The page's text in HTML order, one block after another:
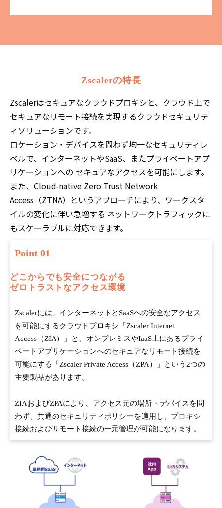
Zscalerの特長
Zscalerはセキュアなクラウドプロキシと、クラウド上で
セキュアなリモート接続を実現するクラウドセキュリテ
ィソリューションです。
ロケーション・デバイスを問わず均一なセキュリティレ
ベルで、インターネットやSaaS、またプライベートアプ
リケーションへの セキュアなアクセスを可能にします。
また、Cloud-native Zero Trust Network
Access（ZTNA）というアプローチにより、ワークスタ
イルの変化に伴い急増する ネットワークトラフィックに
もスケーラブルに対応できます。
Point 01
どこからでも安全につながる
ゼロトラストなアクセス環境
Zscalerには、インターネットとSaaSへの安全なアクセス
を可能にするクラウドプロキシ「Zscaler Internet
Access（ZIA）」と、オンプレミスやIaaS上にあるプライ
ベートアプリケーションへのセキュアなリモート接続を
可能にする「Zscaler Private Access（ZPA）」という2つの
主要製品があります。
ZIAおよびZPAにより、アクセス元の場所・デバイスを問
わず、共通のセキュリティポリシーを適用し、プロキシ
接続およびリモート接続の一元管理が可能になります。